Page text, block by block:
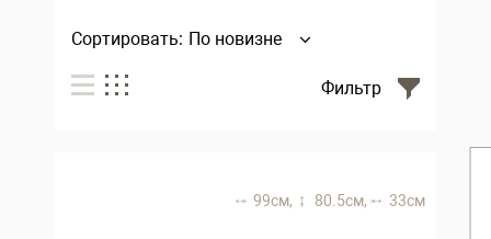
Сортировать: По новизне
Фильтр
99 см, 80.5 см, 33 см